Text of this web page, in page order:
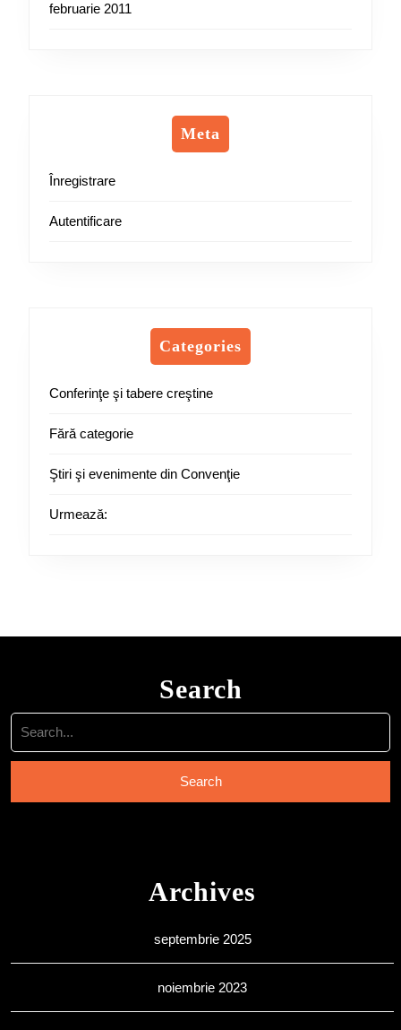
februarie 2011
Meta
Înregistrare
Autentificare
Categories
Conferinţe şi tabere creştine
Fără categorie
Ştiri şi evenimente din Convenţie
Urmează:
Search
Search
for:
Archives
septembrie 2025
noiembrie 2023